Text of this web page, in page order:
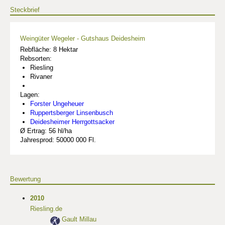
Steckbrief
Weingüter Wegeler - Gutshaus Deidesheim
Rebfläche: 8 Hektar
Rebsorten:
Riesling
Rivaner
Lagen:
Forster Ungeheuer
Ruppertsberger Linsenbusch
Deidesheimer Herrgottsacker
Ø Ertrag: 56 hl/ha
Jahresprod: 50000 000 Fl.
Bewertung
2010
Riesling.de
Gault Millau